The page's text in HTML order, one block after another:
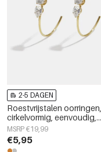
2-5 DAGEN
Roestvrijstalen oorringen,
cirkelvormig, eenvoudig,
dagelijks gebruik,
serie, damessieraden
MSRP €19,99
€5,95